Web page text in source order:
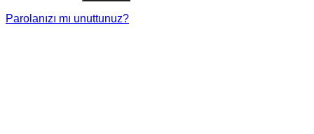
Parolanızı mı unuttunuz?